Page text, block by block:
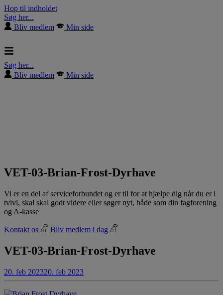
Hop til indholdet
Søg her...
Bliv medlem
Min side
Søg her...
Bliv medlem
Min side
VET-03-Brian-Frost-Dyrhave
Vi er en del af serviceforbundet og er til for at hjælpe dig når du er i
tvivl, skal skal godt videre eller søger nyt, både som din fagforening
og A-kasse
Kontakt os Bliv medlem i dag
VET-03-Brian-Frost-Dyrhave
20. feb 202320. feb 2023